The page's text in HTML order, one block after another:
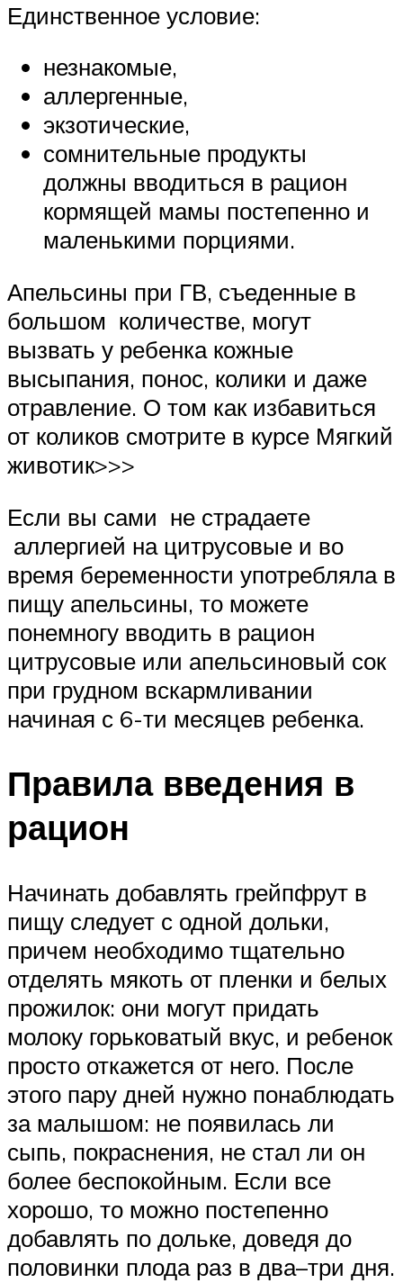
Единственное условие:
незнакомые,
аллергенные,
экзотические,
сомнительные продукты
должны вводиться в рацион
кормящей мамы постепенно и
маленькими порциями.
Апельсины при ГВ, съеденные в
большом количестве, могут
вызвать у ребенка кожные
высыпания, понос, колики и даже
отравление. О том как избавиться
от коликов смотрите в курсе Мягкий
животик>>>
Если вы сами не страдаете
аллергией на цитрусовые и во
время беременности употребляла в
пищу апельсины, то можете
понемногу вводить в рацион
цитрусовые или апельсиновый сок
при грудном вскармливании
начиная с 6-ти месяцев ребенка.
Правила введения в
рацион
Начинать добавлять грейпфрут в
пищу следует с одной дольки,
причем необходимо тщательно
отделять мякоть от пленки и белых
прожилок: они могут придать
молоку горьковатый вкус, и ребенок
просто откажется от него. После
этого пару дней нужно понаблюдать
за малышом: не появилась ли
сыпь, покраснения, не стал ли он
более беспокойным. Если все
хорошо, то можно постепенно
добавлять по дольке, доведя до
половинки плода раз в два–три дня.